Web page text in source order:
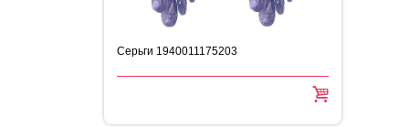
Серьги 1940011175203